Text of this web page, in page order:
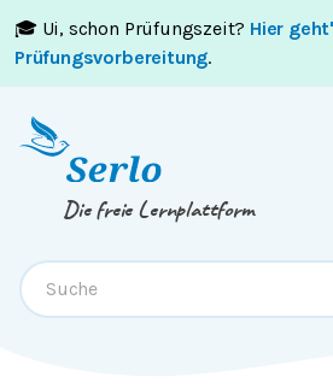
🎓 Ui, schon Prüfungszeit? Hier
Prüfungsvorbereitung.
Springe zumInhaltoderFooter
Die freie Lernplattform